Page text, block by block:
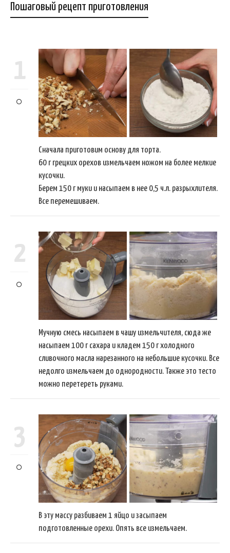
Пошаговый рецепт приготовления
1
Сначала приготовим основу для торта.
60 г грецких орехов измельчаем ножом на более мелкие
кусочки.
Берем 150 г муки и насыпаем в нее 0,5 ч.л. разрыхлителя.
Все перемешиваем.
2
Мучную смесь насыпаем в чашу измельчителя, сюда же
насыпаем 100 г сахара и кладем 150 г холодного
сливочного масла нарезанного на небольшие кусочки. Все
недолго измельчаем до однородности. Также это тесто
можно перетереть руками.
3
В эту массу разбиваем 1 яйцо и засыпаем
подготовленные орехи. Опять все измельчаем.